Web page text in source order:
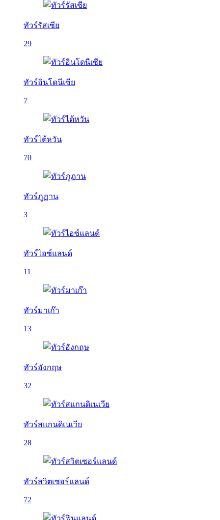
ทัวร์รัสเซีย
29
ทัวร์อินโดนีเซีย
7
ทัวร์ไต้หวัน
70
ทัวร์ภูฏาน
3
ทัวร์ไอซ์แลนด์
11
ทัวร์มาเก๊า
13
ทัวร์อังกฤษ
32
ทัวร์สแกนดิเนเวีย
28
ทัวร์สวิตเซอร์แลนด์
72